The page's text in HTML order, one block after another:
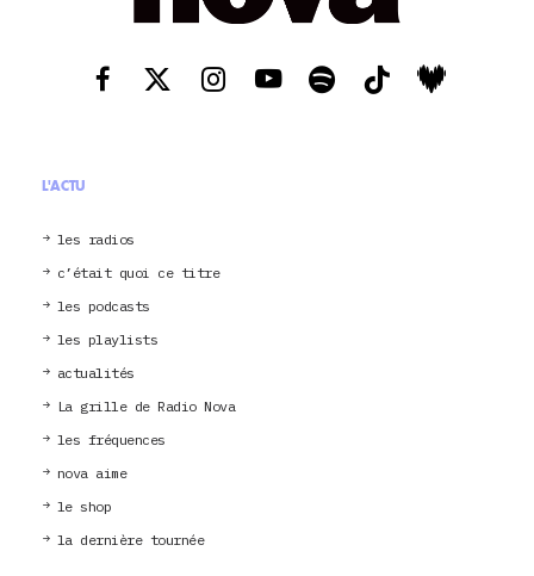
L'ACTU
les radios
c’était quoi ce titre
les podcasts
les playlists
actualités
La grille de Radio Nova
les fréquences
nova aime
le shop
la dernière tournée